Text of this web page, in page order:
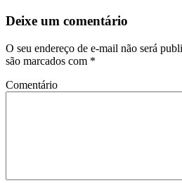
Deixe um comentário
O seu endereço de e-mail não será
são marcados com *
Comentário